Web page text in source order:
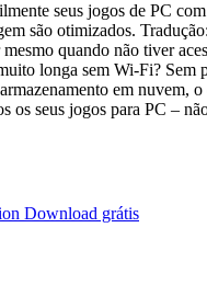
seus jogos de PC
são otimizados.
quando não tiver
longa sem Wi-Fi? Sem
em nuvem,
os seus jogos para PC –
Download grátis